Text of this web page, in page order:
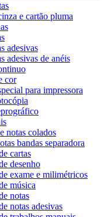
e cartão pluma
adesivas
adesivas de anéis
cor
para impressora
notas colados
bandas separadora
cartas
desenho
exame e milimétricos
música
notas
notas adesivas